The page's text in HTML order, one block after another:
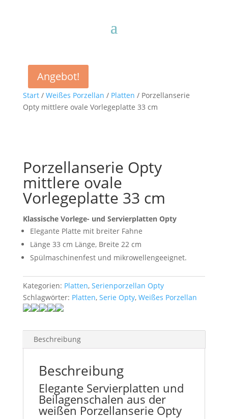
Start/ Weißes Porzellan / Platten / Porzellanserie
Opty mittlere ovale Vorlegeplatte 33 cm
Porzellanserie Opty
mittlere ovale
Vorlegeplatte 33 cm
Klassische Vorlege- und Servierplatten Opty
Elegante Platte mit breiter Fahne
Länge 33 cm Länge, Breite 22 cm
Spülmaschinenfest und mikrowellengeeignet.
Kategorien: Platten, Serienporzellan Opty
Schlagwörter: Platten, Serie Opty, Weißes Porzellan
Beschreibung
Beschreibung
Elegante Servierplatten und
Beilagenschalen aus der
weißen Porzellanserie Opty
Angebot!